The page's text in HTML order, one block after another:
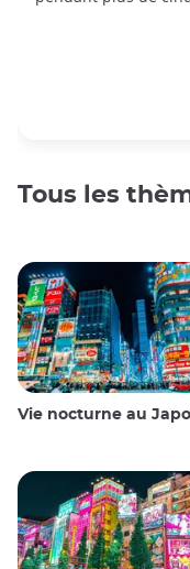
Tous les
Vie nocturne au Japon : Sortir, voir